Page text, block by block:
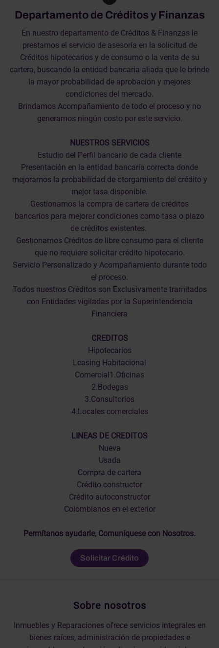
Departamento de Créditos y Finanzas
En nuestro departamento de Créditos & Finanzas le
prestamos el servicio de asesoría en la solicitud de
Créditos hipotecarios y de consumo o la venta de su
cartera, buscando la entidad bancaria aliada que le brinde
la mayor probabilidad de aprobación y mejores
condiciones del mercado.
Brindamos Acompañamiento de todo el proceso y no
generamos ningún costo por este servicio.
NUESTROS SERVICIOS
Estudio del Perfil bancario de cada cliente
Presentación en la entidad bancaria correcta donde
mejoramos la probabilidad de otorgamiento del crédito y
mejor tasa disponible.
Gestionamos la compra de cartera de créditos
bancarios para mejorar condiciones como tasa o plazo
de créditos existentes.
Gestionamos Créditos de libre consumo para el cliente
que no requiere solicitar crédito hipotecario.
Servicio Personalizado y Acompañamiento durante todo
el proceso.
Todos nuestros Créditos son Exclusivamente tramitados
con Entidades vigiladas por la Superintendencia
Financiera
CREDITOS
Hipotecarios
Leasing Habitacional
Comercial1.Oficinas
2.Bodegas
3.Consultorios
4.Locales comerciales
LINEAS DE CREDITOS
Nueva
Usada
Compra de cartera
Crédito constructor
Crédito autoconstructor
Colombianos en el exterior
Permítanos ayudarle, Comuníquese con Nosotros.
Solicitar Crédito
Sobre nosotros
Inmuebles y Reparaciones ofrece servicios integrales en
bienes raíces, administración de propiedades e